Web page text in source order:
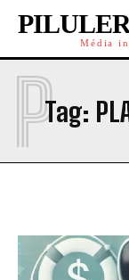
Média
Tag:
P